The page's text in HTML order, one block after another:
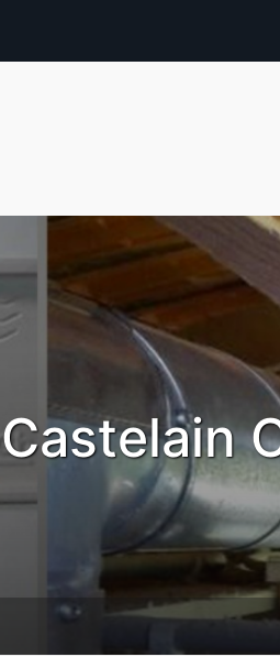
Castelain